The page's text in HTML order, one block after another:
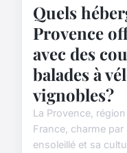
Quels
Provence
avec des
balades à
vignobles?
La Provence,
France, charme
ensoleillé et sa